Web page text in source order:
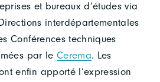
et bureaux d’études via
interdépartementales
Conférences techniques
par le Cerema. Les
enfin apporté l’expression